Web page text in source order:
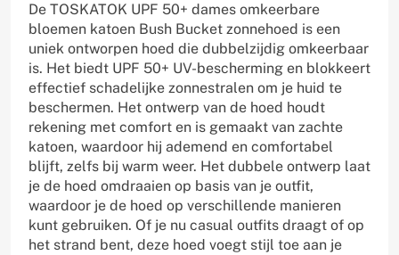
De TOSKATOK UPF 50+ dames omkeerbare
bloemen katoen Bush Bucket zonnehoed is een
uniek ontworpen hoed die dubbelzijdig omkeerbaar
is. Het biedt UPF 50+ UV-bescherming en blokkeert
effectief schadelijke zonnestralen om je huid te
beschermen. Het ontwerp van de hoed houdt
rekening met comfort en is gemaakt van zachte
katoen, waardoor hij ademend en comfortabel
blijft, zelfs bij warm weer. Het dubbele ontwerp laat
je de hoed omdraaien op basis van je outfit,
waardoor je de hoed op verschillende manieren
kunt gebruiken. Of je nu casual outfits draagt of op
het strand bent, deze hoed voegt stijl toe aan je